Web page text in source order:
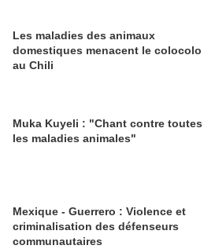
Les maladies des animaux
domestiques menacent le colocolo
au Chili
Muka Kuyeli : "Chant contre toutes
les maladies animales"
Mexique - Guerrero : Violence et
criminalisation des défenseurs
communautaires